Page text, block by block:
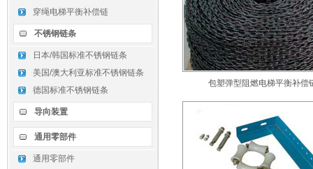
穿绳电梯平衡补偿链
不锈钢链条
日本/韩国标准不锈钢链条
美国/澳大利亚标准不锈钢链条
德国标准不锈钢链条
导向装置
通用零部件
通用零部件
包塑弹型阻燃电梯平衡补偿